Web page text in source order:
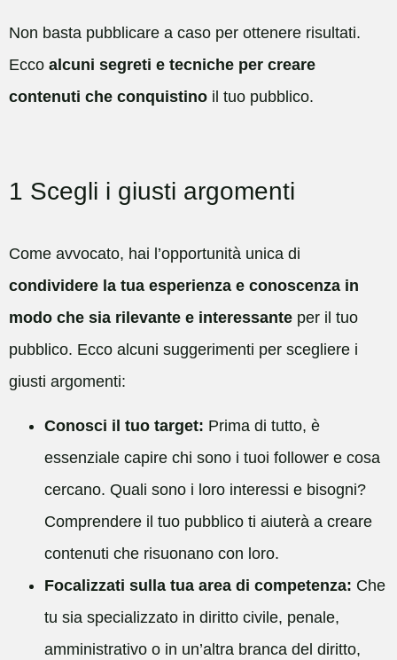
Non basta pubblicare a caso per ottenere risultati.
Ecco alcuni segreti e tecniche per creare
contenuti che conquistino il tuo pubblico.
1 Scegli i giusti argomenti
Come avvocato, hai l’opportunità unica di
condividere la tua esperienza e conoscenza in
modo che sia rilevante e interessante per il tuo
pubblico. Ecco alcuni suggerimenti per scegliere i
giusti argomenti:
Conosci il tuo target: Prima di tutto, è
essenziale capire chi sono i tuoi follower e cosa
cercano. Quali sono i loro interessi e bisogni?
Comprendere il tuo pubblico ti aiuterà a creare
contenuti che risuonano con loro.
Focalizzati sulla tua area di competenza: Che
tu sia specializzato in diritto civile, penale,
amministrativo o in un’altra branca del diritto,